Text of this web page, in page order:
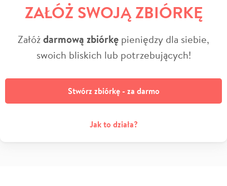
ZAŁÓŻ SWOJĄ ZBIÓRKĘ
Załóżdarmową zbiórkę pieniędzy dla siebie,
swoich bliskich lub potrzebujących!
Stwórz zbiórkę - za darmo
Jak to działa?